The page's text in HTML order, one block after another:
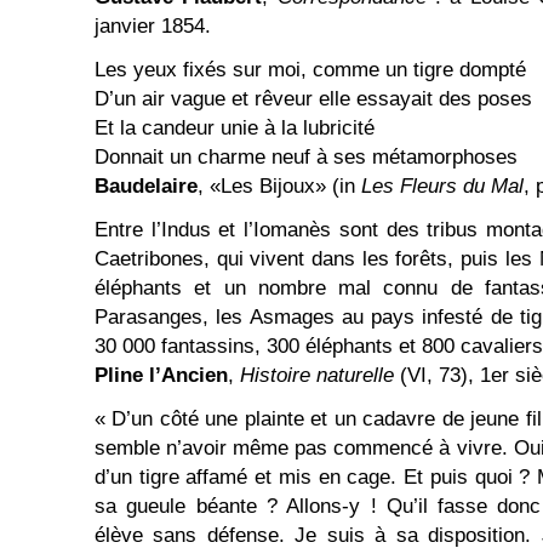
janvier 1854.
Les yeux fixés sur moi, comme un tigre dompté
D’un air vague et rêveur elle essayait des poses
Et la candeur unie à la lubricité
Donnait un charme neuf à ses métamorphoses
Baudelaire, «Les Bijoux» (in Les Fleurs du Mal,
Entre l’Indus et l’Iomanès sont des tribus
Caetribones, qui vivent dans les forêts, puis les
éléphants et un nombre mal connu de
Parasanges, les Asmages au pays infesté de
30 000 fantassins, 300 éléphants et 800
Pline l’Ancien, Histoire naturelle (VI, 73), 1er
« D’un côté une plainte et un cadavre de jeune
semble n’avoir même pas commencé à vivre.
d’un tigre affamé et mis en cage. Et puis quoi ?
sa gueule béante ? Allons-y ! Qu’il fasse
élève sans défense. Je suis à sa